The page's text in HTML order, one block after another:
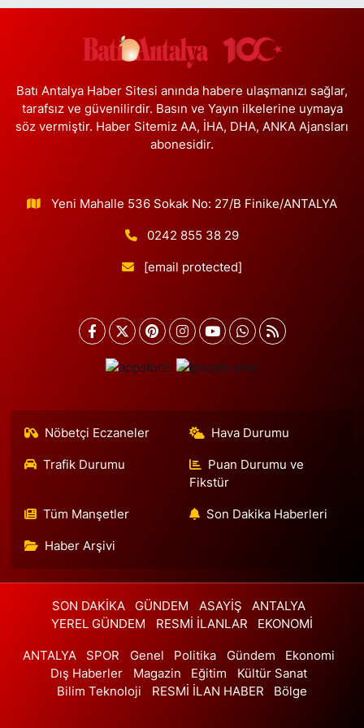
Burak Eczanesi
Cevizlik Mahallesi Kırmızı Şebboy Sokak 15 A UZMANLAR TIP
OTOPARKIN SOKAĞI
0 (212) 583 28 03 Yol Tarifi Al
İnönü Mahallesi Halkalı Caddesi 206E AVRUPA KONUTLARI
0 (212) 999 94 72 Yol Tarifi Al
Erbay Eczanesi
Göktürk Merkez Mahallesi Hacı Ahmet Caddesi 1 B
Ali Emre Eczanesi
Atatürk Mahallesi Atatürk Caddesi 201B Vatan Bilgisayar'dan
Yenidoğan'a doğru dönüp iki ışık geçince solda. EBRU SOKAK
0 (501) 244 19 94 Yol Tarifi Al
0 (212) 625 01 02 Yol Tarifi Al
Metehan Eczanesi
Uğur Mumcu Mahallesi Fatih Sultan Mehmet Caddesi 32-A
Batı Antalya Haber Sitesi anında habere ulaşmanızı sağlar,
tarafsız ve güvenilirdir. Basın ve Yayın ilkelerine uymaya
söz vermiştir. Haber Sitemiz AA, İHA, DHA, ANKA Ajansları
abonesidir.
Yeni Mahalle 536 Sokak No: 27/B Finike/ANTALYA
0242 855 38 29
[email protected]
Nöbetçi Eczaneler Hava Durumu
Trafik Durumu
Puan Durumu ve
Fikstür
Tüm Manşetler Son Dakika Haberleri
Haber Arşivi
SON DAKİKA GÜNDEM ASAYİŞ
ANTALYA
YEREL GÜNDEM
RESMİ İLANLAR EKONOMİ
ANTALYA SPOR Genel Politika Gündem
Ekonomi
Dış Haberler
Magazin Eğitim
Kültür Sanat
Bilim Teknoloji
RESMİ İLAN HABER Bölge